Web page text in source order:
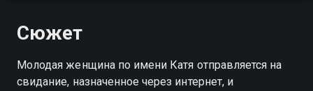
Сюжет
Молодая женщина по имени Катя отправляется на
свидание, назначенное через интернет, и